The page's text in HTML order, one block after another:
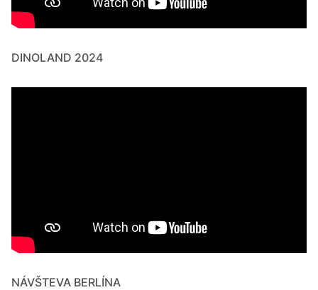
DINOLAND 2024
NÁVŠTEVA BERLÍNA